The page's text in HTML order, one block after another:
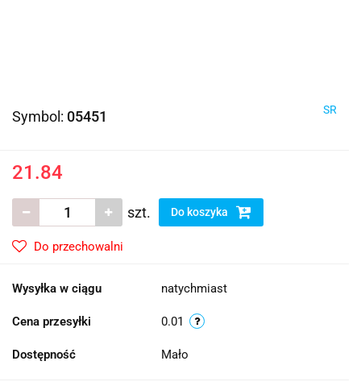
Symbol: 05451 SR
21.84
szt. Do koszyka
Do przechowalni
Wysyłka w ciągu natychmiast
Cena przesyłki 0.01
Dostępność Mało